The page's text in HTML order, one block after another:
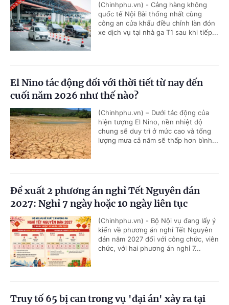
(Chinhphu.vn) - Cảng hàng không
quốc tế Nội Bài thống nhất cùng
công an cửa khẩu điều chỉnh làn đón
xe dịch vụ tại nhà ga T1 sau khi tiếp...
El Nino tác động đối với thời tiết từ nay đến
cuối năm 2026 như thế nào?
(Chinhphu.vn) – Dưới tác động của
hiện tượng El Nino, nền nhiệt độ
chung sẽ duy trì ở mức cao và tổng
lượng mưa cả năm sẽ thấp hơn bình...
Đề xuất 2 phương án nghỉ Tết Nguyên đán
2027: Nghỉ 7 ngày hoặc 10 ngày liên tục
(Chinhphu.vn) - Bộ Nội vụ đang lấy ý
kiến về phương án nghỉ Tết Nguyên
đán năm 2027 đối với công chức, viên
chức, với hai phương án nghỉ 7...
Truy tố 65 bị can trong vụ 'đại án' xảy ra tại